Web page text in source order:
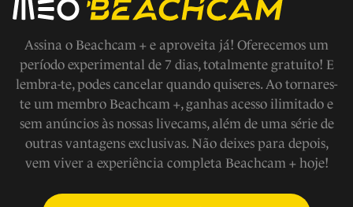
Assina o Beachcam + e aproveita já! Oferecemos um
período experimental de 7 dias, totalmente gratuito! E
lembra-te, podes cancelar quando quiseres. Ao tornares-
te um membro Beachcam +, ganhas acesso ilimitado e
sem anúncios às nossas livecams, além de uma série de
outras vantagens exclusivas. Não deixes para depois,
vem viver a experiência completa Beachcam + hoje!